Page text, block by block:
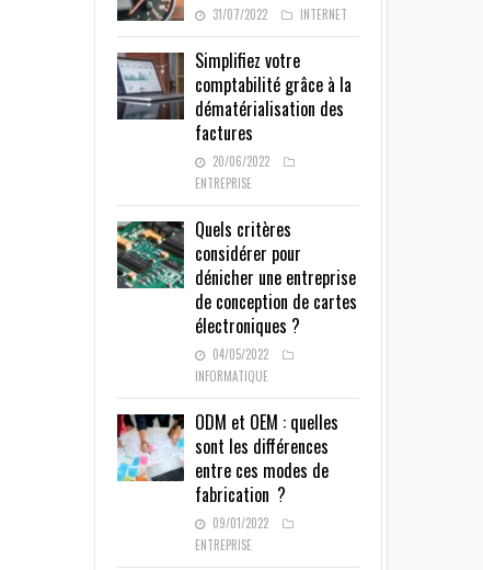
31/07/2022 INTERNET
Simplifiez votre
comptabilité grâce à la
dématérialisation des
factures
20/06/2022
ENTREPRISE
Quels critères
considérer pour
dénicher une entreprise
de conception de cartes
électroniques ?
04/05/2022
INFORMATIQUE
ODM et OEM : quelles
sont les différences
entre ces modes de
fabrication ?
09/01/2022
ENTREPRISE